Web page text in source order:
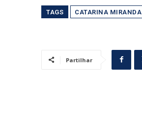
TAGS CATARINA MIRANDA
Partilhar